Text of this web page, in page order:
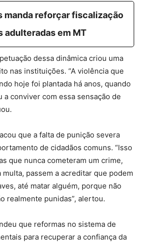
manda reforçar fiscalização
adulteradas em MT
dessa dinâmica criou uma
nas instituições. “A violência que
hoje foi plantada há anos, quando
a conviver com essa sensação de
que a falta de punição severa
de cidadãos comuns. “Isso
que nunca cometeram um crime,
multa, passem a acreditar que podem
até matar alguém, porque não
realmente punidas”, alertou.
que reformas no sistema de
para recuperar a confiança da